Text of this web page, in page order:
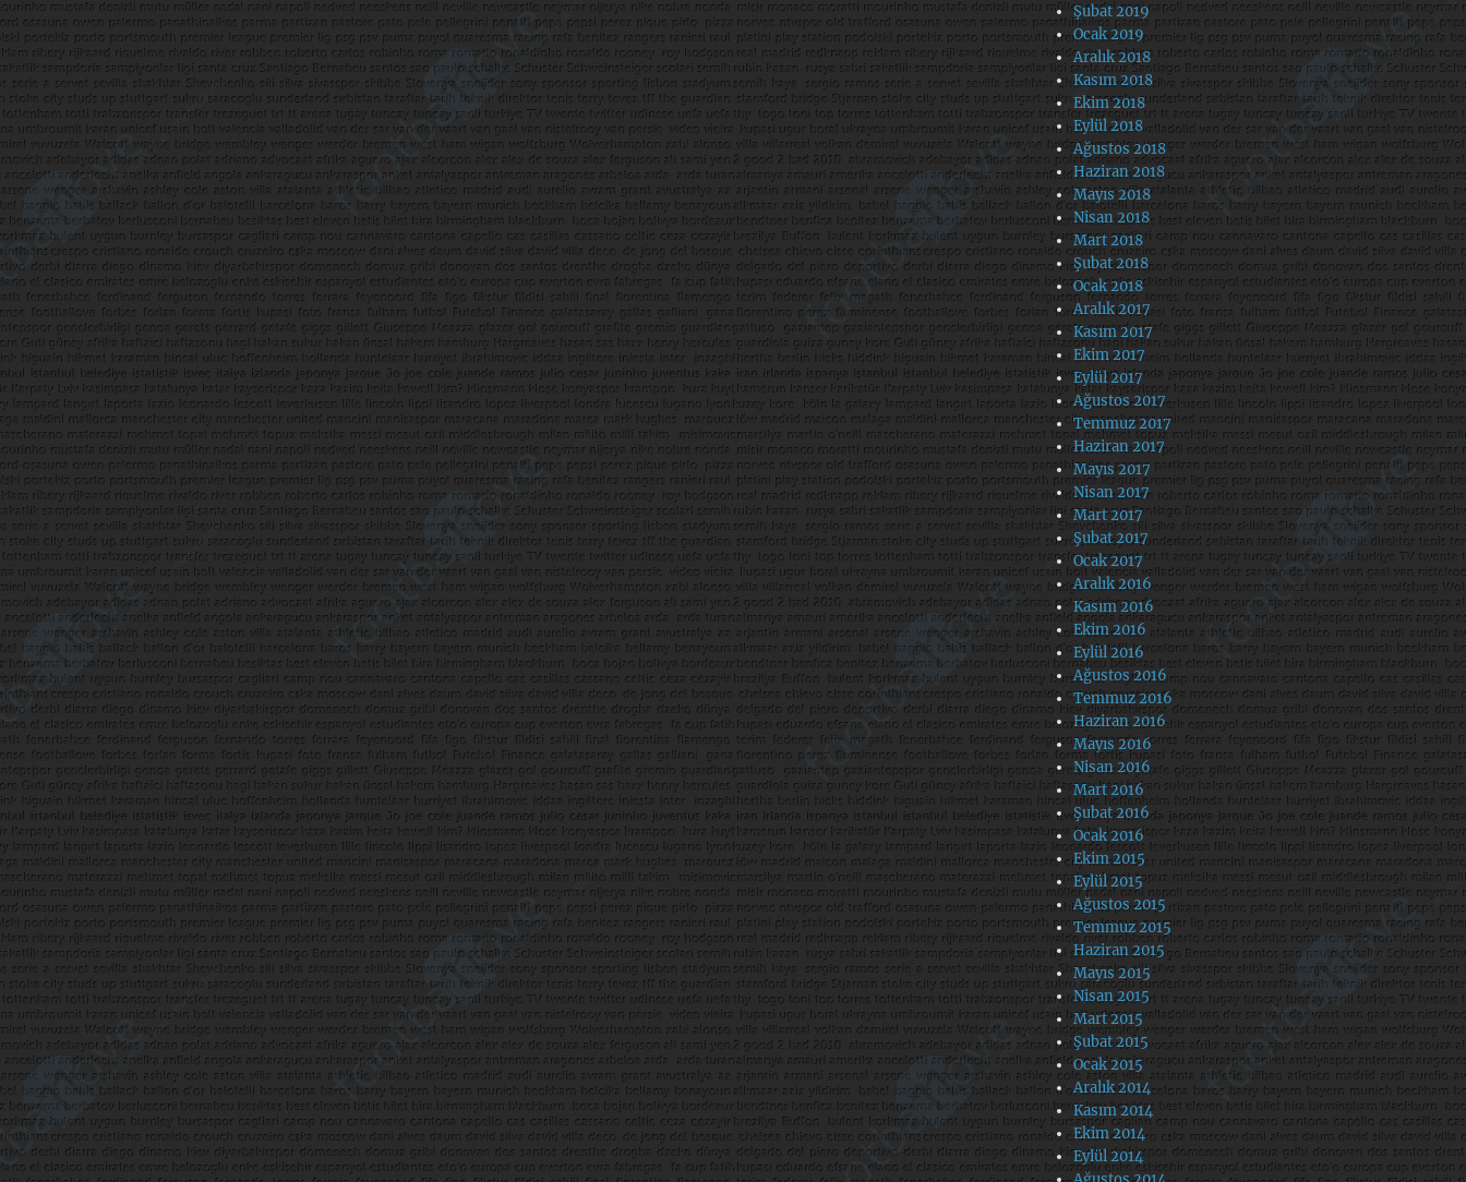
Şubat 2019
Ocak 2019
Aralık 2018
Kasım 2018
Ekim 2018
Eylül 2018
Ağustos 2018
Haziran 2018
Mayıs 2018
Nisan 2018
Mart 2018
Şubat 2018
Ocak 2018
Aralık 2017
Kasım 2017
Ekim 2017
Eylül 2017
Ağustos 2017
Temmuz 2017
Haziran 2017
Mayıs 2017
Nisan 2017
Mart 2017
Şubat 2017
Ocak 2017
Aralık 2016
Kasım 2016
Ekim 2016
Eylül 2016
Ağustos 2016
Temmuz 2016
Haziran 2016
Mayıs 2016
Nisan 2016
Mart 2016
Şubat 2016
Ocak 2016
Ekim 2015
Eylül 2015
Ağustos 2015
Temmuz 2015
Haziran 2015
Mayıs 2015
Nisan 2015
Mart 2015
Şubat 2015
Ocak 2015
Aralık 2014
Kasım 2014
Ekim 2014
Eylül 2014